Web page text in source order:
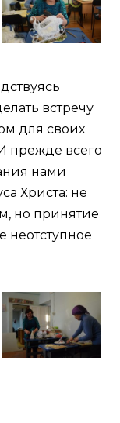
встречу
для своих
прежде всего
нами
Христа: не
но принятие
неотступное